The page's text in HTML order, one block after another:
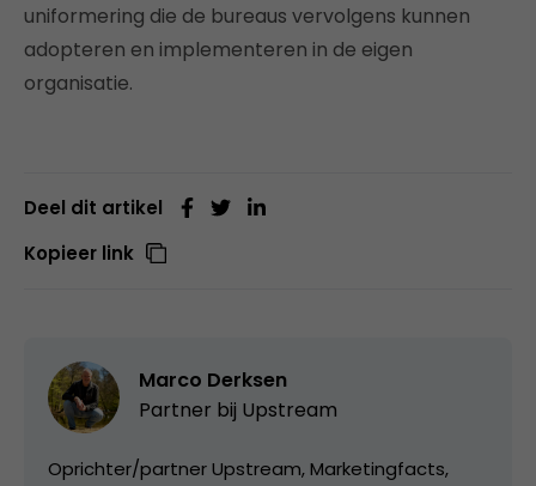
uniformering die de bureaus vervolgens kunnen
adopteren en implementeren in de eigen
organisatie.
Deel dit artikel
Kopieer link
Marco Derksen
Partner bij Upstream
Oprichter/partner Upstream, Marketingfacts,